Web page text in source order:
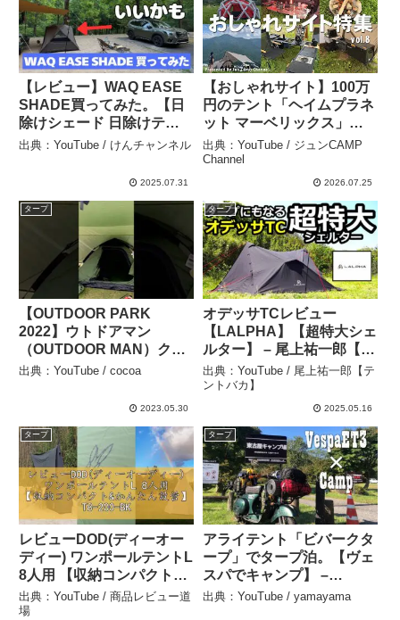
【レビュー】WAQ EASE
SHADE買ってみた。【日
除けシェード 日除けテン
ト】夏キャンプのタープ泊
出典：YouTube / けんチャンネル
2025.07.31
【おしゃれサイト】100万
円のテント「ヘイムプラネ
ット マーベリックス」＆
「スノーピーク ランドネ
ストMタープセット」登
場！こだわりテントサイト
Channel
出典：YouTube / ジュンCAMP
Channel
2026.07.25
タープ
【OUTDOOR PARK
2022】ウトドアマン
（OUTDOOR MAN）クア
ドラドタープ
KOTT-009K オリーブの紹
cocoa
出典：YouTube / cocoa
2023.05.30
タープ
オデッサTCレビュー
【LALPHA】【超特大シェ
ルター】 – 尾上祐一郎【テ
ントバカ】
出典：YouTube / 尾上祐一郎【テ
ントバカ】
2025.05.16
タープ
レビューDOD(ディーオー
ディー) ワンポールテントL
8人用 【収納コンパクト&
かんたん設営】 T8-200-
BK – 商品レビュー道場
出典：YouTube / 商品レビュー道
場
タープ
アライテント「ビバークタ
ープ」でタープ泊。【ヴェ
スパでキャンプ】 –
yamayama
出典：YouTube / yamayama